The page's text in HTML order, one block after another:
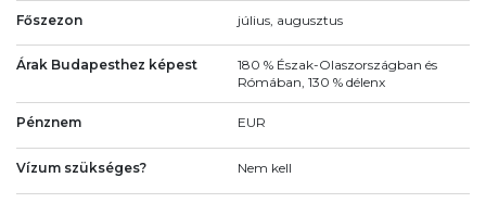
Főszezon július, augusztus
Árak Budapesthez képest
180 % Észak-Olaszországban és
Rómában, 130 % délenx
Pénznem EUR
Vízum szükséges? Nem kell